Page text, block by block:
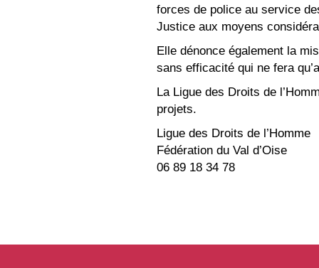
forces de police au service
Justice aux moyens
Elle dénonce également la
sans efficacité qui ne fera
La Ligue des Droits de
projets.
Ligue des Droits de l’Homme
Fédération du Val d’Oise
06 89 18 34 78